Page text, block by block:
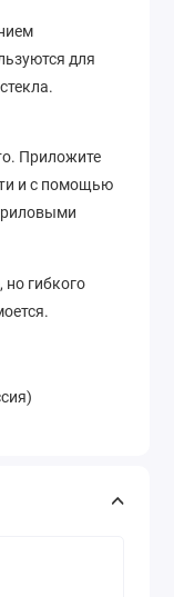
для
Приложите
и с помощью
гибкого